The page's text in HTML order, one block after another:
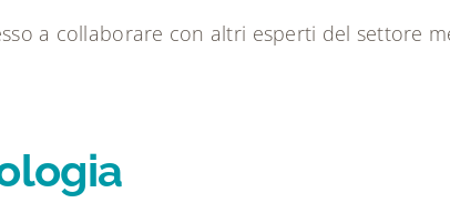
a collaborare con altri esperti del settore